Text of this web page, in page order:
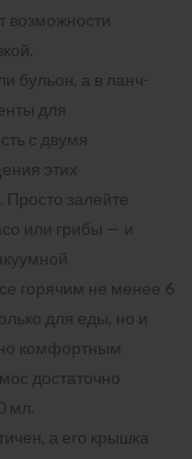
возможности
бульон, а в ланч-
для
с двумя
этих
Просто залейте
или грибы — и
горячим не менее 6
для еды, но и
комфортным
достаточно
мл.
а его крышка